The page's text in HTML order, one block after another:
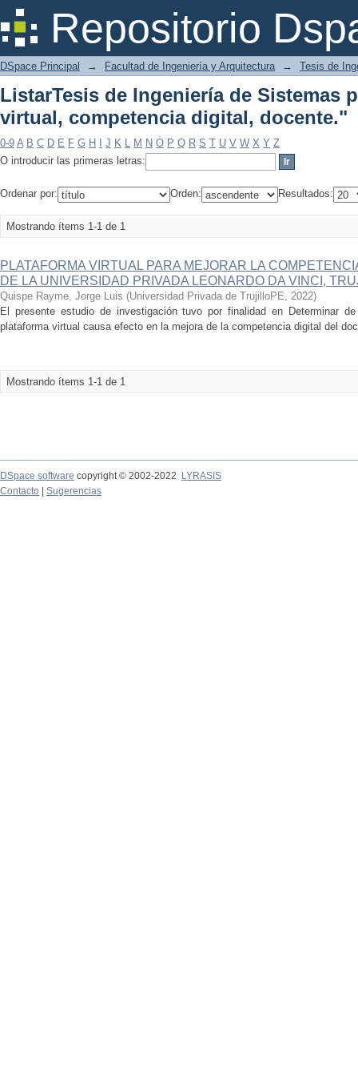
Repositorio
ListarTesis de Ingeniería de
digital, docente."
DSpace Principal → Facultad de Ingeniería y Arquitectura → Tesis de
ListarTesis de Ingeniería de Sistemas
virtual, competencia digital, docente."
0-9 A B C D E F G H J K L M N O P Q R S T U V W X Y Z
O introducir las primeras letras:
Ordenar por: Orden: Resultados:
Mostrando ítems 1-1 de 1
PLATAFORMA VIRTUAL PARA MEJORAR LA
DE LA UNIVERSIDAD PRIVADA LEONARDO DA VINCI,
Quispe Rayme, Jorge Luis (Universidad Privada de TrujilloPE, 2022)
El presente estudio de investigación tuvo por finalidad en Determinar
plataforma virtual causa efecto en la mejora de la competencia digital del
Mostrando ítems 1-1 de 1
DSpace software copyright © 2002-2022
LYRASIS
Contacto
Sugerencias